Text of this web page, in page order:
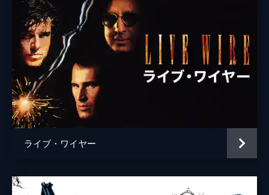
ライブ・ワイヤー